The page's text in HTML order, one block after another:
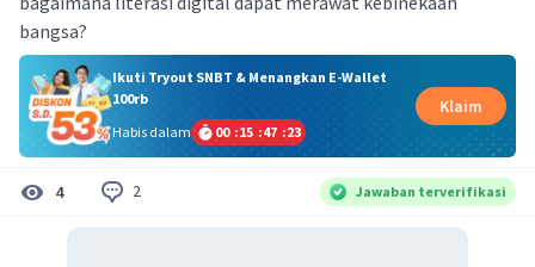
bangsa?
Ikuti Tryout SNBT & Menangkan E-Wallet
100rb
Habis dalam
00 :15 :47 :23
Klaim
4 2 Jawaban terverifikasi